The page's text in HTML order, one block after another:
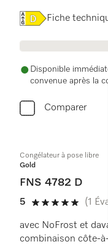
Online Label
Fiche
Disponible
convenue après la
Comparer
Congélateur à pose libre
Gold
FNS 4782 D
5
5 de 5 étoiles
(1
avec NoFrost et
combinaison côte-